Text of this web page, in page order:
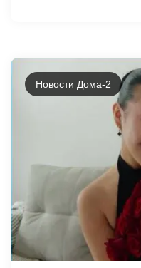
Новости Дома-2